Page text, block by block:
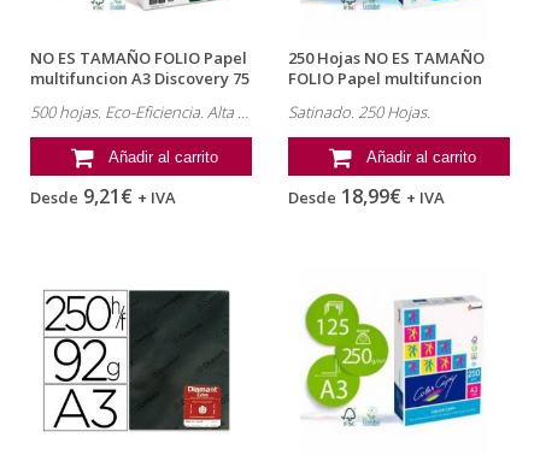
NO ES TAMAÑO FOLIO Papel
multifuncion A3 Discovery 75
500 hojas. Eco-Eficiencia. Alta calidad en textos y gráficos.
Añadir al carrito
Desde 9,21€ + IVA
250 Hojas NO ES TAMAÑO
FOLIO Papel multifuncion
Satinado. 250 Hojas.
Añadir al carrito
Desde 18,99€ + IVA